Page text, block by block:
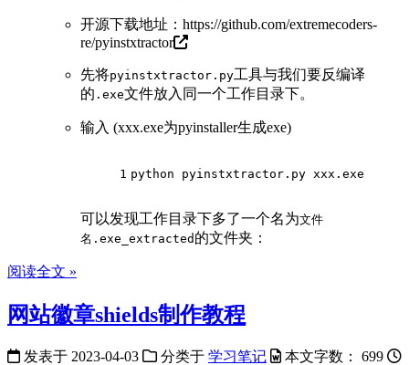
开源下载地址： https://github.com/extremecoders-
re/pyinstxtractor
先将pyinstxtractor.py工具与我们要反编译
的 .exe文件放入同一个工作目录下。
输入 (xxx.exe为pyinstaller生成exe)
1 python pyinstxtractor.py xxx.exe
可以发现工作目录下多了一个名为文件
名.exe_extracted 的文件夹：
阅读全文 »
网站徽章shields制作教程
发表于 2023-04-03 分类于 学习笔记 本文字数：
699